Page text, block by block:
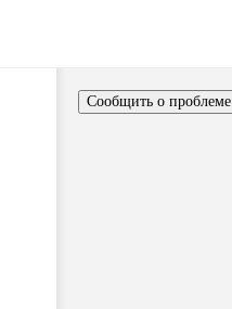
Сообщить о проблеме